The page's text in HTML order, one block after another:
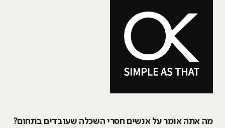
מה אתה אומר על אנשים חסרי השכלה שעובדים בתחום?